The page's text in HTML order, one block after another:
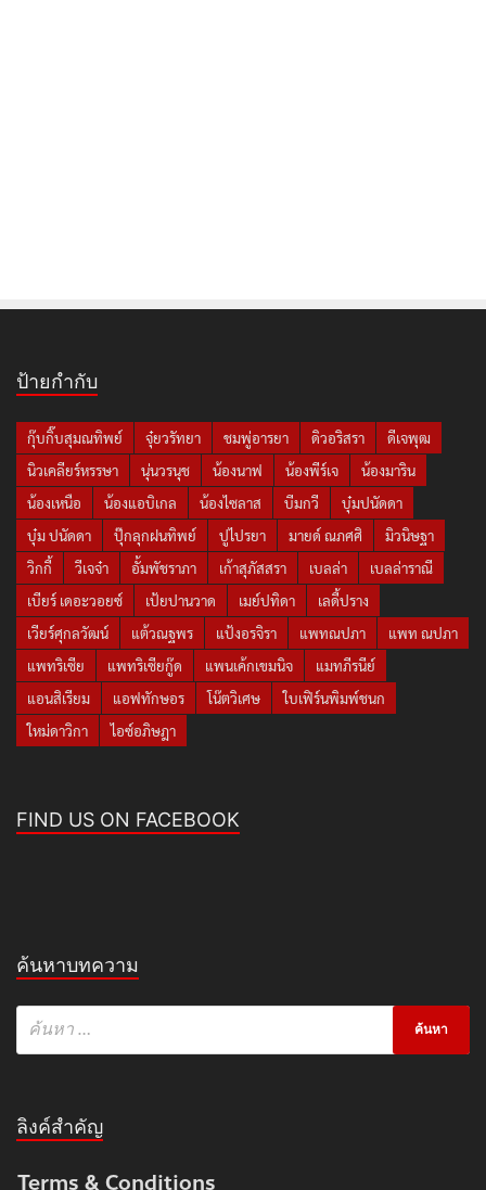
ป้ายกำกับ
กุ๊บกิ๊บสุมณทิพย์ จุ๋ยวรัทยา ชมพู่อารยา ดิวอริสรา
ดีเจพุฒ
นิวเคลียร์หรรษา
นุ่นวรนุช น้องนาฟ น้องพีร์เจ
น้องมาริน
น้องเหนือ
น้องแอบิเกล น้องไซลาส บีมกวี
บุ๋มปนัดดา
บุ๋ม ปนัดดา
ปุ๊กลุกฝนทิพย์ ปูไปรยา มายด์ ณภศศิ
มิวนิษฐา
วิกกี้
วีเจจ๋า อั้มพัชราภา เก้าสุภัสสรา เบลล่า
เบลล่าราณี
เบียร์ เดอะวอยซ์
เป้ยปานวาด เมย์ปทิดา
เลดี้ปราง
เวียร์ศุกลวัฒน์
แต้วณฐพร แป้งอรจิรา แพทณปภา
แพท ณปภา
แพทริเซีย
แพทริเซียกู๊ด แพนเค้กเขมนิจ
แมทภีรนีย์
แอนสิเรียม
แอฟทักษอร โน๊ตวิเศษ
ใบเฟิร์นพิมพ์ชนก
ใหม่ดาวิกา
ไอซ์อภิษฎา
FIND US ON FACEBOOK
ค้นหาบทความ
ลิงค์สำคัญ
Terms & Conditions